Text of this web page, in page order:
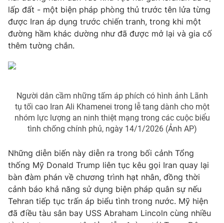
lấp đất - một biện pháp phòng thủ trước tên lửa từng
được Iran áp dụng trước chiến tranh, trong khi một
đường hầm khác dường như đã được mở lại và gia cố
thêm tường chắn.
Người dân cầm những tấm áp phích có hình ảnh Lãnh
tụ tối cao Iran Ali Khamenei trong lễ tang dành cho một
nhóm lực lượng an ninh thiệt mạng trong các cuộc biểu
tình chống chính phủ, ngày 14/1/2026 (Ảnh AP)
Những diễn biến này diễn ra trong bối cảnh Tổng
thống Mỹ Donald Trump liên tục kêu gọi Iran quay lại
bàn đàm phán về chương trình hạt nhân, đồng thời
cảnh báo khả năng sử dụng biện pháp quân sự nếu
Tehran tiếp tục trấn áp biểu tình trong nước. Mỹ hiện
đã điều tàu sân bay USS Abraham Lincoln cùng nhiều